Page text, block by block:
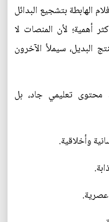
الهابطة بتشجيع البدائل
أهمية؛ لأن المنصات لا
البديل، سيملأ الآخرون
محتوى تعليمي جاد، بل